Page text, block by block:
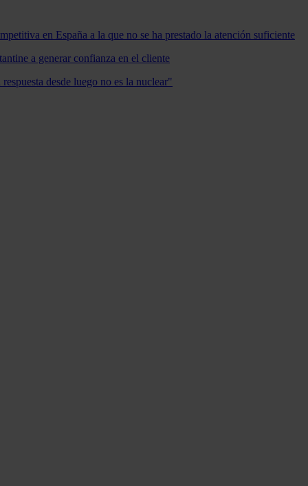
en España a la que no se ha prestado la atención suficiente
a generar confianza en el cliente
desde luego no es la nuclear"